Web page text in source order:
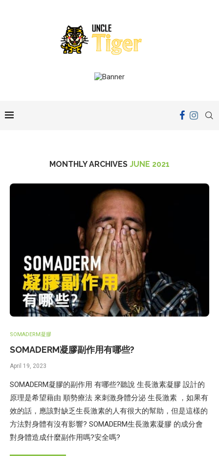
MONTHLY ARCHIVES JUNE 2021
SOMADERM凝膠
SOMADERM凝膠副作用有哪些?
April 19, 2023
SOMADERM凝膠的副作用 有哪些?聽說 生長激素凝膠 設計的
原理是希望藉由 順勢療法 來刺激身體分泌 生長激素 ，如果有
效的話，應該對缺乏生長激素的人有很大的幫助，但是這樣的
方法對身體有沒有影響? SOMADERM生長激素凝膠 的成分會
對身體造成什麼副作用嗎?安全嗎?